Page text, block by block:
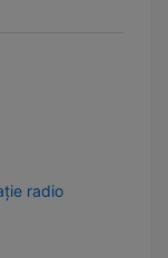
radio